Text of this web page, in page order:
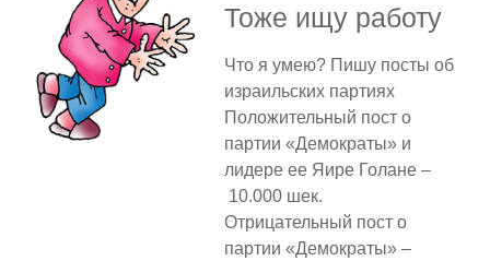
Тоже ищу работу
Что я умею? Пишу посты об
израильских партиях
Положительный пост о
партии «Демократы» и
лидере ее Яире Голане –
10.000 шек.
Отрицательный пост о
партии «Демократы» –